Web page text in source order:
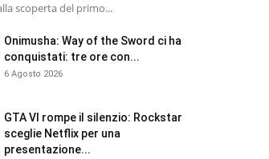
scoperta del primo...
Onimusha: Way of the Sword ci ha
conquistati: tre ore con...
6 Agosto 2026
GTA VI rompe il silenzio: Rockstar
sceglie Netflix per una
presentazione...